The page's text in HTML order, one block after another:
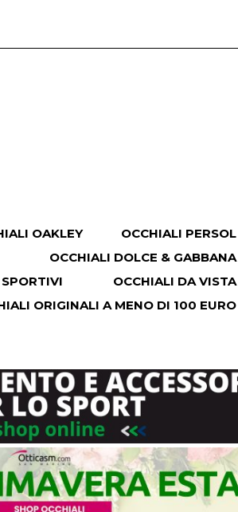
OAKLEY
OCCHIALI PERSOL
OCCHIALI DOLCE & GABBANA
OCCHIALI DA VISTA
ORIGINALI A MENO DI 100 EURO